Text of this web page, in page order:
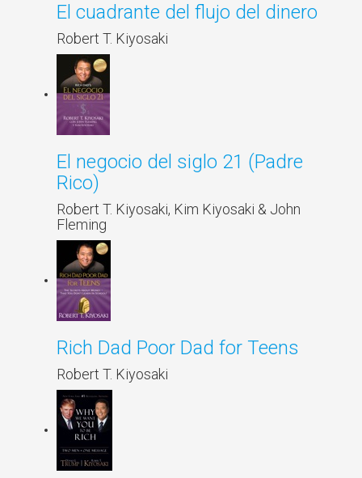
El cuadrante del flujo del dinero
Robert T. Kiyosaki
El negocio del siglo 21 (Padre
Rico)
Robert T. Kiyosaki, Kim Kiyosaki & John
Fleming
Rich Dad Poor Dad for Teens
Robert T. Kiyosaki